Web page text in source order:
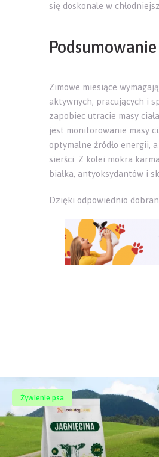
się doskonale w
Zimowe miesiące
aktywnych, pracujących i
zapobiec utracie masy
jest monitorowanie masy
optymalne źródło energii,
sierści. Z kolei mokra
białka, antyoksydantów i
Dzięki odpowiednio
Żywienie psa